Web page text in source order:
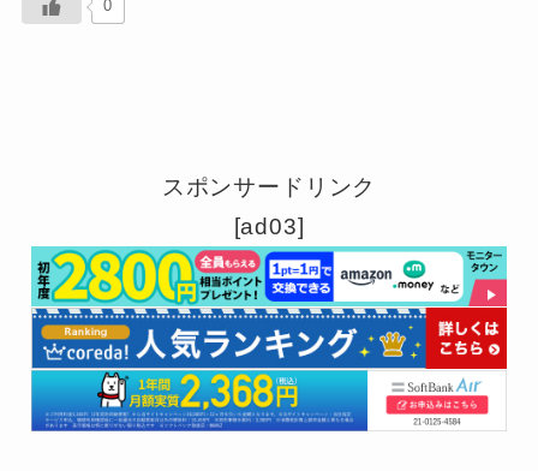
0
スポンサードリンク
[ad03]